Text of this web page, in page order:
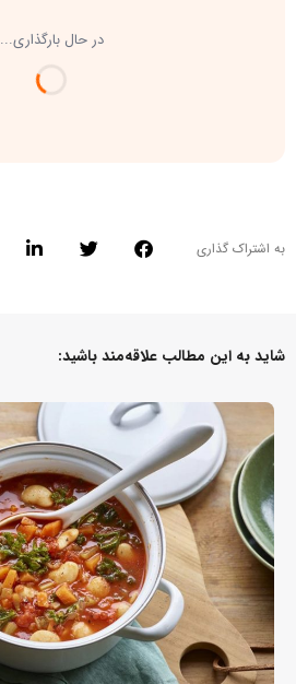
در حال بارگذاری...
به اشتراک گذاری
شاید به این مطالب علاقه‌مند باشید: